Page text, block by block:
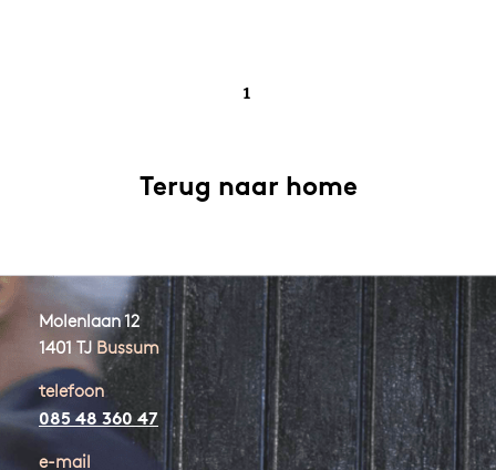
1
Terug naar home
Molenlaan 12
1401 TJ Bussum
telefoon
085 48 360 47
e-mail